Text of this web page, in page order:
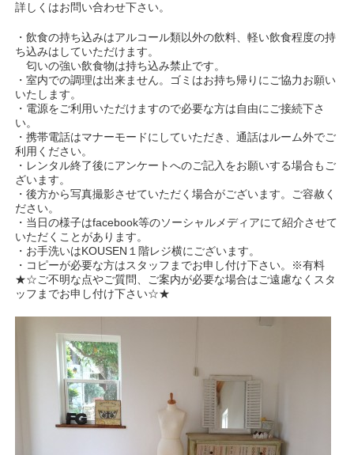
詳しくはお問い合わせ下さい。
・飲食の持ち込みはアルコール類以外の飲料、軽い飲食程度の持
ち込みはしていただけます。
匂いの強い飲食物は持ち込み禁止です。
・室内での調理は出来ません。ゴミはお持ち帰りにご協力お願い
いたします。
・電源をご利用いただけますので必要な方は自由にご接続下さ
い。
・携帯電話はマナーモードにしていただき、通話はルーム外でご
利用ください。
・レンタル終了後にアンケートへのご記入をお願いする場合もご
ざいます。
・後方から写真撮影させていただく場合がございます。ご容赦く
ださい。
・当日の様子はfacebook等のソーシャルメディアにて紹介させて
いただくことがあります。
・お手洗いはKOUSEN１階レジ横にございます。
・コピーが必要な方はスタッフまでお申し付け下さい。※有料
★☆ご不明な点やご質問、ご案内が必要な場合はご遠慮なくスタ
ッフまでお申し付け下さい☆★